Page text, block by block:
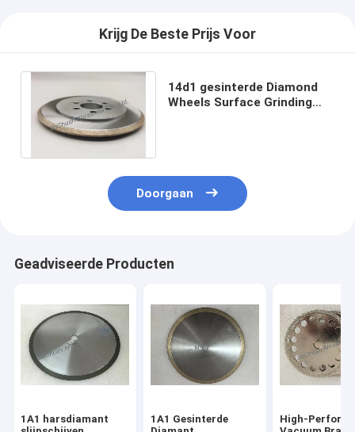
Krijg De Beste Prijs Voor
14d1 gesinterde Diamond
Wheels Surface Grinding
Doorgaan
Geadviseerde Producten
1A1 harsdiamant
1A1 Gesinterde
High-